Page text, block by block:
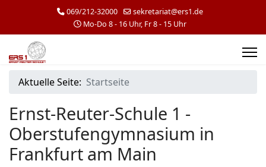
069/212-32000
sekretariat@ers1.de
Mo-Do 8 - 16 Uhr, Fr 8 - 15 Uhr
Aktuelle Seite: Startseite
Ernst-Reuter-Schule 1 -
Oberstufengymnasium in
Frankfurt am Main